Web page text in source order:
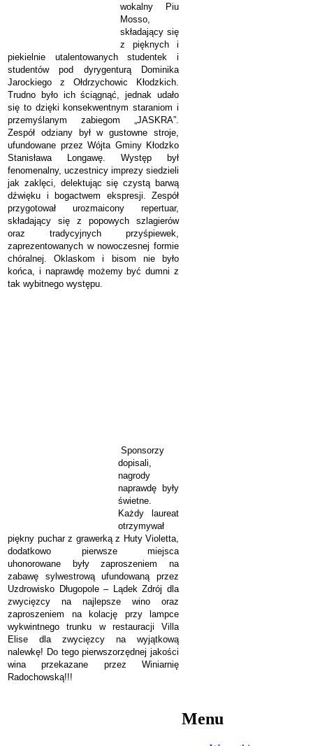
wokalny Piu
Mosso,
składający się
z pięknych i
piekielnie utalentowanych studentek i
studentów pod dyrygenturą Dominika
Jarockiego z Ołdrzychowic Kłodzkich.
Trudno było ich ściągnąć, jednak udało
się to dzięki konsekwentnym staraniom i
przemyślanym zabiegom „JASKRA”.
Zespół odziany był w gustowne stroje,
ufundowane przez Wójta Gminy Kłodzko
Stanisława Longawę. Występ był
fenomenalny, uczestnicy imprezy siedzieli
jak zaklęci, delektując się czystą barwą
dźwięku i bogactwem ekspresji. Zespół
przygotował urozmaicony repertuar,
składający się z popowych szlagierów
oraz tradycyjnych przyśpiewek,
zaprezentowanych w nowoczesnej formie
chóralnej. Oklaskom i bisom nie było
końca, i naprawdę możemy być dumni z
tak wybitnego występu.
Sponsorzy
dopisali,
nagrody
naprawdę były
świetne.
Każdy laureat
otrzymywał
piękny puchar z grawerką z Huty Violetta,
dodatkowo pierwsze miejsca
uhonorowane były zaproszeniem na
zabawę sylwestrową ufundowaną przez
Uzdrowisko Długopole – Lądek Zdrój dla
zwycięzcy na najlepsze wino oraz
zaproszeniem na kolację przy lampce
wykwintnego trunku w restauracji Villa
Elise dla zwycięzcy na wyjątkową
nalewkę! Do tego pierwszorzędnej jakości
wina przekazane przez Winiarnię
Radochowską!!!
Menu